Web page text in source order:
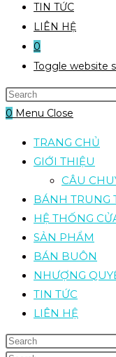
TIN TỨC
LIÊN HỆ
0
Toggle website
0 Menu Close
TRANG CHỦ
GIỚI THIỆU
CÂU
BÁNH TRUNG
HỆ THỐNG
SẢN PHẨM
BÁN BUÔN
NHƯỢNG
TIN TỨC
LIÊN HỆ